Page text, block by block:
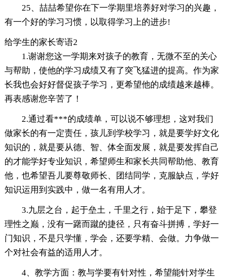
25、喆喆希望你在下一学期里培养好对学习的兴趣，
有一个好的学习习惯，以取得学习上的进步!
给学生的家长寄语2
1.谢谢您这一学期来对孩子的教育，无微不至的关心
与帮助，使他的学习成绩又有了突飞猛进的提高。作为家
长我也会好好督促孩子学习，更希望他的成绩越来越棒。
再表感谢您辛苦了！
2.通过看***的成绩单，可以说不够理想，这对我们
做家长的有一定责任，孩儿到学校学习，就是要学好文化
知识的，就是要从德、智、体全面发展，就是要发挥自己
的才能学好专业知识，希望师生和家长共同帮助他、教育
他，也希望吾儿要尊敬师长、团结同学，克服缺点，学好
知识运用到实践中，做一名有用人才。
3.九层之台，起于垒土，千里之行，始于足下，攀登
理性之巅，没有一躇而蹴的捷径，只有奋斗拼搏，学好一
门知识，不是只学懂，学会，还要学精、会做。力争做一
个对社会有益的适用人才。
4、教学方面：教与学要有针对性，希望能针对学生